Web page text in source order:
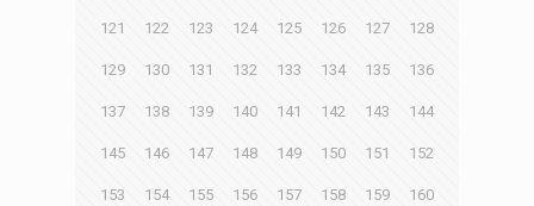
121 122 123 124 125 126 127 128
129 130 131 132 133 134 135 136
137 138 139 140 141 142 143 144
145 146 147 148 149 150 151 152
153 154 155 156 157 158 159 160